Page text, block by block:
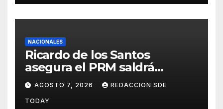
NACIONALES
Ricardo de los Santos
asegura el PRM saldrá
fortalecido del proceso
interno para escoger nuevas
autoridades
AGOSTO 7, 2026 REDACCION SDE
TODAY